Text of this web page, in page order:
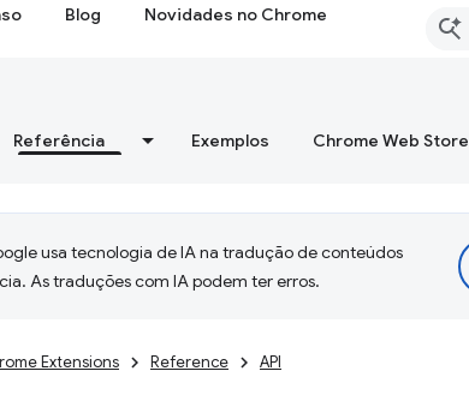
Blog Novidades no Chrome
Referência Exemplos Chrome Web Store
usa tecnologia de IA na tradução de conteúdos
As traduções com IA podem ter erros.
Extensions Reference API